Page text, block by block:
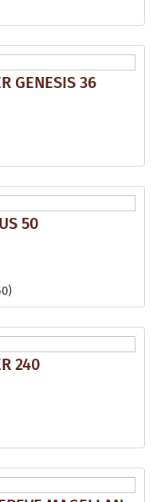
GENESIS 36
50
240